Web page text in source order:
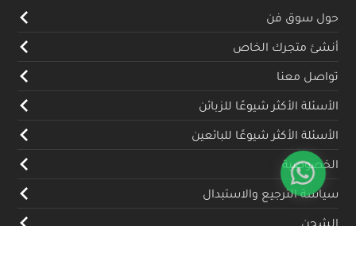
حول سوق فن
أنشئ متجرك الخاص
تواصل معنا
الأسئلة الأكثر شيوعًا للزبائن
الأسئلة الأكثر شيوعًا للبائعين
الخصوصية
سياسة الترجيع والاستبدال
الشحن